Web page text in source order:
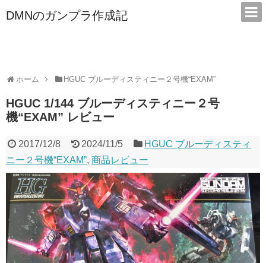
DMNのガンプラ作成記
ホーム HGUC ブルーディスティニー２号機“EXAM”
HGUC 1/144 ブルーディスティニー２号
機“EXAM” レビュー
2017/12/8 2024/11/5
HGUC ブルーディスティ
ニー２号機“EXAM”, 商品レビュー